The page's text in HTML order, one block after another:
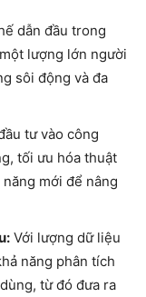
dẫn đầu trong
lượng lớn người
sôi động và đa
tư vào công
tối ưu hóa thuật
mới để nâng
Với lượng dữ liệu
năng phân tích
từ đó đưa ra